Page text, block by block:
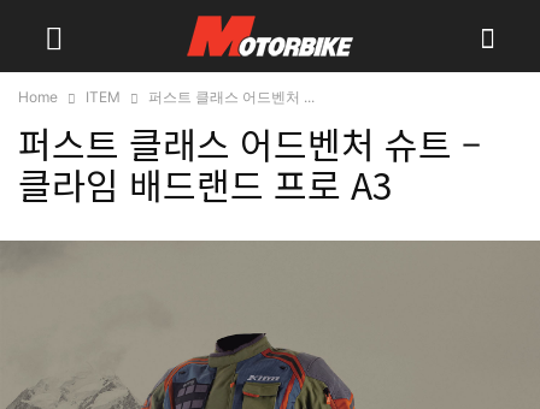
Home ITEM 퍼스트 클래스 어드벤처 ...
퍼스트 클래스 어드벤처 슈트 –
클라임 배드랜드 프로 A3